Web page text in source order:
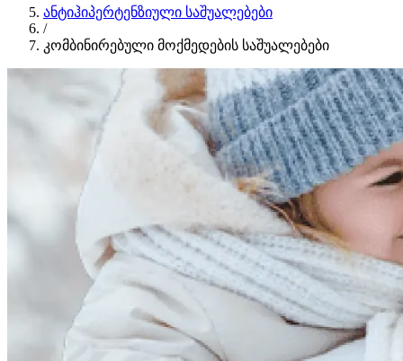
ანტიჰიპერტენზიული საშუალებები
/
კომბინირებული მოქმედების საშუალებები